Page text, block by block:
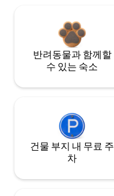
반려동물과 함께할
수 있는 숙소
건물 부지 내 무료 주
차